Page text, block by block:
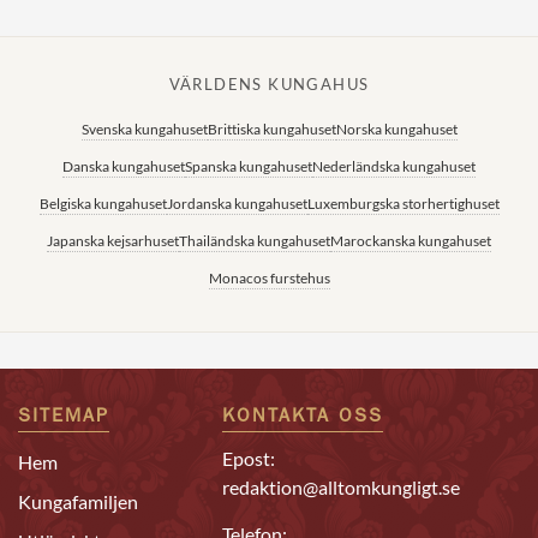
VÄRLDENS KUNGAHUS
Svenska kungahusetBrittiska kungahusetNorska kungahuset
Danska kungahusetSpanska kungahusetNederländska kungahuset
Belgiska kungahusetJordanska kungahusetLuxemburgska storhertighuset
Japanska kejsarhusetThailändska kungahusetMarockanska kungahuset
Monacos furstehus
SITEMAP
Hem
Kungafamiljen
KONTAKTA OSS
Epost:
redaktion@alltomkungligt.se